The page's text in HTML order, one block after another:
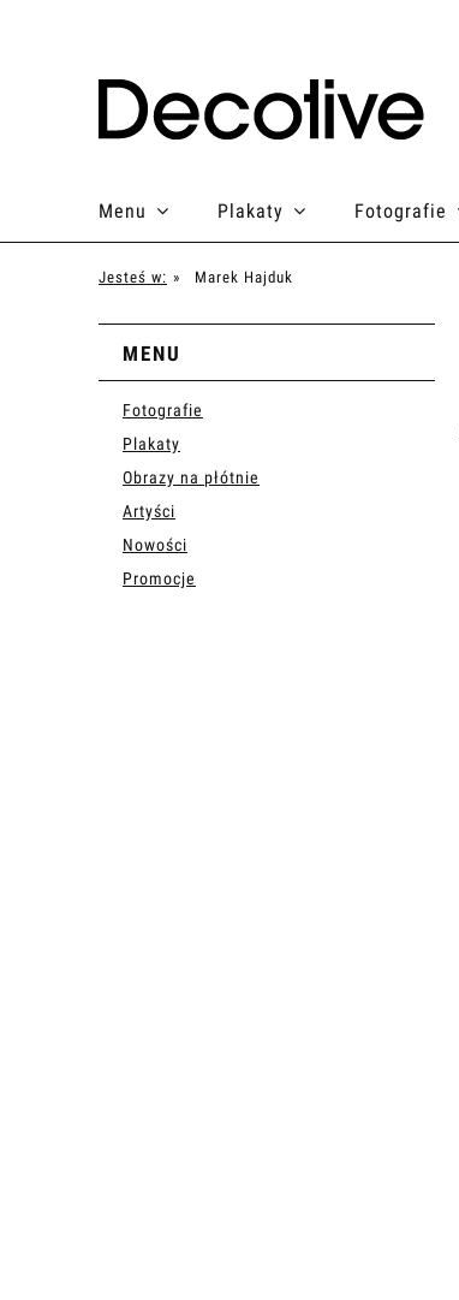
Menu Plakaty Fotografie
Jesteś w: » Marek Hajduk
MENU
Fotografie
Plakaty
Obrazy na płótnie
Artyści
Nowości
Promocje